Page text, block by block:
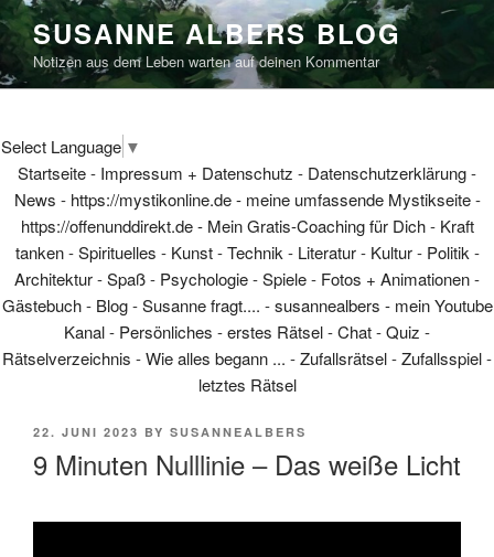
Skip
to
content
SUSANNE ALBERS BLOG
Notizen aus dem Leben warten auf deinen Kommentar
Select Language ▼
Startseite- Impressum + Datenschutz - Datenschutzerklärung-
News - https://mystikonline.de - meine umfassende Mystikseite-
https://offenunddirekt.de - Mein Gratis-Coaching für Dich- Kraft
tanken-Spirituelles - Kunst-Technik - Literatur- Kultur- Politik -
Architektur-Spaß- Psychologie-Spiele- Fotos + Animationen-
Gästebuch- Blog-Susanne fragt.... -susannealbers - mein Youtube
Kanal- Persönliches -erstes Rätsel-Chat-Quiz -
Rätselverzeichnis -Wie alles begann ... -Zufallsrätsel-Zufallsspiel-
letztes Rätsel
POSTED
22. JUNI 2023 BY SUSANNEALBERS
9 Minuten Nulllinie – Das weiße Licht